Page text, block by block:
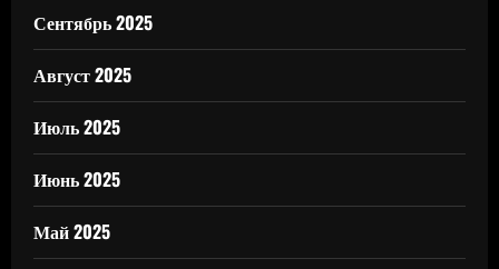
Сентябрь 2025
Август 2025
Июль 2025
Июнь 2025
Май 2025